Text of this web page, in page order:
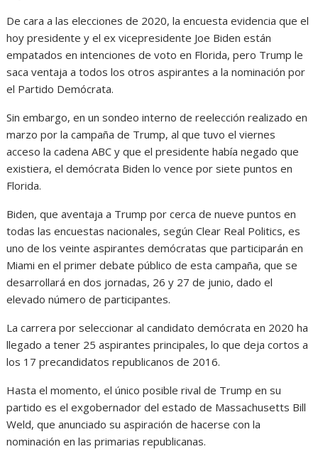
De cara a las elecciones de 2020, la encuesta evidencia que el
hoy presidente y el ex vicepresidente Joe Biden están
empatados en intenciones de voto en Florida, pero Trump le
saca ventaja a todos los otros aspirantes a la nominación por
el Partido Demócrata.
Sin embargo, en un sondeo interno de reelección realizado en
marzo por la campaña de Trump, al que tuvo el viernes
acceso la cadena ABC y que el presidente había negado que
existiera, el demócrata Biden lo vence por siete puntos en
Florida.
Biden, que aventaja a Trump por cerca de nueve puntos en
todas las encuestas nacionales, según Clear Real Politics, es
uno de los veinte aspirantes demócratas que participarán en
Miami en el primer debate público de esta campaña, que se
desarrollará en dos jornadas, 26 y 27 de junio, dado el
elevado número de participantes.
La carrera por seleccionar al candidato demócrata en 2020 ha
llegado a tener 25 aspirantes principales, lo que deja cortos a
los 17 precandidatos republicanos de 2016.
Hasta el momento, el único posible rival de Trump en su
partido es el exgobernador del estado de Massachusetts Bill
Weld, que anunciado su aspiración de hacerse con la
nominación en las primarias republicanas.